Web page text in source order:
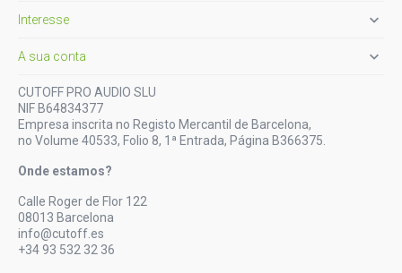
Interesse 
A sua conta 
CUTOFF PRO AUDIO SLU
NIF B64834377
Empresa inscrita no Registo Mercantil de Barcelona,
no Volume 40533, Folio 8, 1ª Entrada, Página B366375.
Onde estamos?
Calle Roger de Flor 122
08013 Barcelona
info@cutoff.es
+34 93 532 32 36